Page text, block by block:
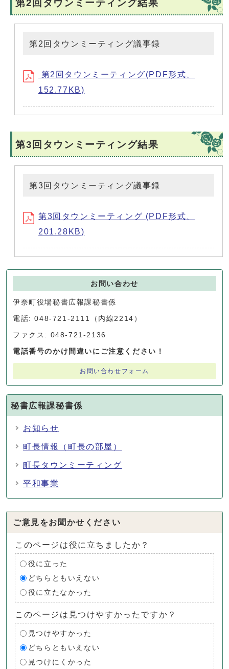
第2回タウンミーティング結果
第2回タウンミーティング議事録
第2回タウンミーティング(PDF形式、
152.77KB)
第3回タウンミーティング結果
第3回タウンミーティング議事録
第3回タウンミーティング (PDF形式、
201.28KB)
お問い合わせ
伊奈町役場秘書広報課秘書係
電話: 048-721-2111（内線2214）
ファクス: 048-721-2136
電話番号のかけ間違いにご注意ください！
お問い合わせフォーム
秘書広報課秘書係
お知らせ
町長情報（町長の部屋）
町長タウンミーティング
平和事業
ご意見をお聞かせください
このページは役に立ちましたか？
役に立った
どちらともいえない
役に立たなかった
このページは見つけやすかったですか？
見つけやすかった
どちらともいえない
見つけにくかった